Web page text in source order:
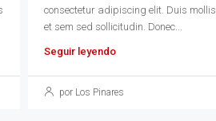
consectetur adipiscing elit. Duis mollis
et sem sed sollicitudin. Donec...
Seguir leyendo
por Los Pinares